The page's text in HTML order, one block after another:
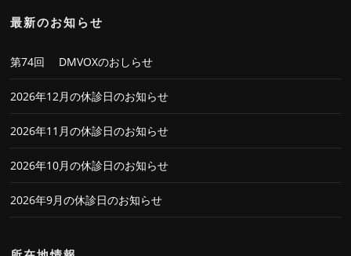
最新のお知らせ
第74回 DMVOXのおしらせ
2026年12月の休診日のお知らせ
2026年11月の休診日のお知らせ
2026年10月の休診日のお知らせ
2026年9月の休診日のお知らせ